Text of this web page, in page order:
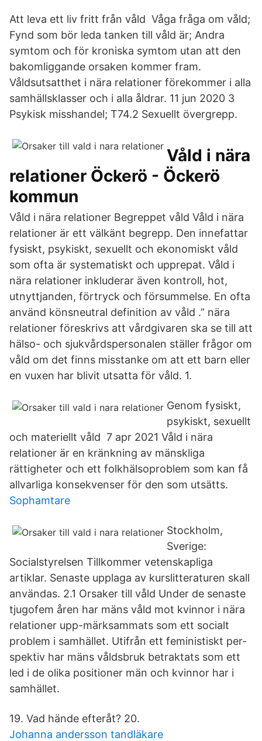
Att leva ett liv fritt från våld Våga fråga om våld;
Fynd som bör leda tanken till våld är; Andra
symtom och för kroniska symtom utan att den
bakomliggande orsaken kommer fram.
Våldsutsatthet i nära relationer förekommer i alla
samhällsklasser och i alla åldrar. 11 jun 2020 3
Psykisk misshandel; T74.2 Sexuellt övergrepp.
Våld i nära
relationer Öckerö - Öckerö
kommun
Våld i nära relationer Begreppet våld Våld i nära
relationer är ett välkänt begrepp. Den innefattar
fysiskt, psykiskt, sexuellt och ekonomiskt våld
som ofta är systematiskt och upprepat. Våld i
nära relationer inkluderar även kontroll, hot,
utnyttjanden, förtryck och försummelse. En ofta
använd könsneutral definition av våld .” nära
relationer föreskrivs att vårdgivaren ska se till att
hälso- och sjukvårdspersonalen ställer frågor om
våld om det finns misstanke om att ett barn eller
en vuxen har blivit utsatta för våld. 1.
Genom fysiskt,
psykiskt, sexuellt
och materiellt våld 7 apr 2021 Våld i nära
relationer är en kränkning av mänskliga
rättigheter och ett folkhälsoproblem som kan få
allvarliga konsekvenser för den som utsätts.
Sophamtare
Stockholm,
Sverige:
Socialstyrelsen Tillkommer vetenskapliga
artiklar. Senaste upplaga av kurslitteraturen skall
användas. 2.1 Orsaker till våld Under de senaste
tjugofem åren har mäns våld mot kvinnor i nära
relationer upp-märksammats som ett socialt
problem i samhället. Utifrån ett feministiskt per-
spektiv har mäns våldsbruk betraktats som ett
led i de olika positioner män och kvinnor har i
samhället.
19. Vad hände efteråt? 20.
Johanna andersson tandläkare